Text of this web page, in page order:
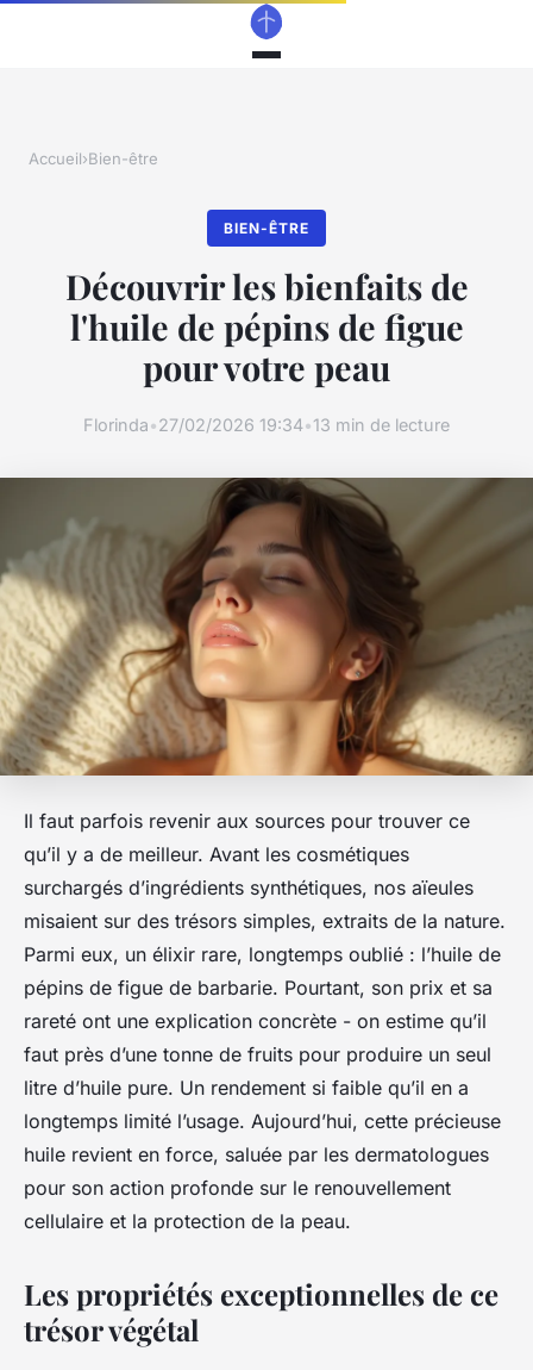
Accueil›Bien-être
BIEN-ÊTRE
Découvrir les bienfaits de
l'huile de pépins de figue
pour votre peau
Florinda•27/02/2026 19:34•13 min de lecture
Il faut parfois revenir aux sources pour trouver ce
qu’il y a de meilleur. Avant les cosmétiques
surchargés d’ingrédients synthétiques, nos aïeules
misaient sur des trésors simples, extraits de la nature.
Parmi eux, un élixir rare, longtemps oublié : l’huile de
pépins de figue de barbarie. Pourtant, son prix et sa
rareté ont une explication concrète - on estime qu’il
faut près d’une tonne de fruits pour produire un seul
litre d’huile pure. Un rendement si faible qu’il en a
longtemps limité l’usage. Aujourd’hui, cette précieuse
huile revient en force, saluée par les dermatologues
pour son action profonde sur le renouvellement
cellulaire et la protection de la peau.
Les propriétés exceptionnelles de ce
trésor végétal